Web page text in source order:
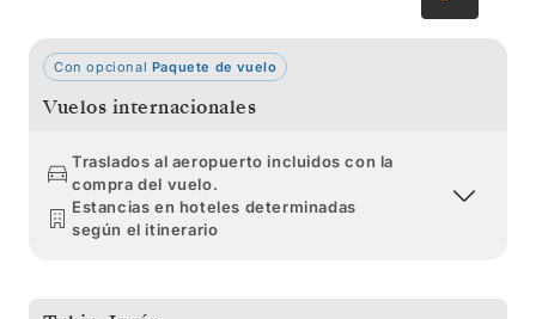
Con opcional Paquete de vuelo
Vuelos internacionales
Traslados al aeropuerto incluidos con la
compra del vuelo.
Estancias en hoteles determinadas
según el itinerario